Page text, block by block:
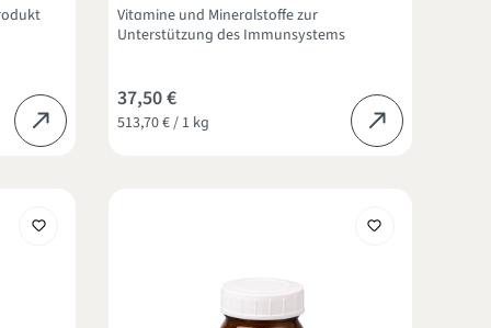
Vitamine und Mineralstoffe zur
Unterstützung des Immunsystems
513,70 € / 1 kg
37,50 €